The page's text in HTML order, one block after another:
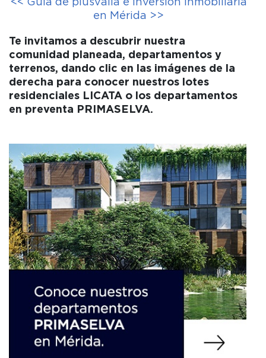
<< Guía de plusvalía e inversión inmobiliaria
en Mérida >>
Te invitamos a descubrir nuestra
comunidad planeada, departamentos y
terrenos, dando clic en las imágenes de la
derecha para conocer nuestros lotes
residenciales LICATA o los departamentos
en preventa PRIMASELVA.